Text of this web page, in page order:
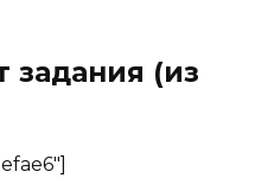
задания (из